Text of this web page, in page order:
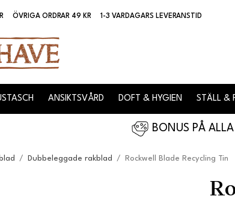
ÖVRIGA ORDRAR 49 KR 1-3 VARDAGARS LEVERANSTID
ANSIKTSVÅRD DOFT & HYGIEN STÄLL &
BONUS PÅ
/ Dubbeleggade rakblad / Rockwell Blade Recycling Tin